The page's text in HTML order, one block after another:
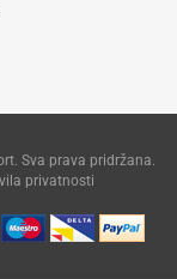
Sva prava pridržana.
privatnosti